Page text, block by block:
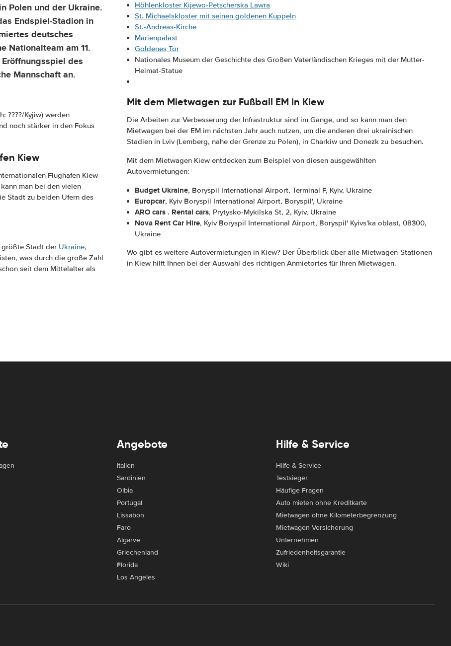
Polen und der Ukraine.
Endspiel-Stadion in
deutsches
Nationalteam am 11.
des
Mannschaft an.
????/Kyjiw) werden
noch stärker in den Fokus
Kiew
Flughafen Kiew-
man bei den vielen
Stadt zu beiden Ufern des
größte Stadt der Ukraine,
was durch die große Zahl
seit dem Mittelalter als
Höhlenkloster Kijewo-Petscherska Lawra
St. Michaelskloster mit seinen goldenen Kuppeln
St.-Andreas-Kirche
Marienpalast
Goldenes Tor
Nationales Museum der Geschichte des Großen Vaterländischen Krieges mit der Mutter-
Heimat-Statue
Mit dem Mietwagen zur Fußball EM in Kiew
Die Arbeiten zur Verbesserung der Infrastruktur sind im Gange, und so kann man den
Mietwagen bei der EM im nächsten Jahr auch nutzen, um die anderen drei ukrainischen
Stadien in Lviv (Lemberg, nahe der Grenze zu Polen), in Charkiw und Donezk zu besuchen.
Mit dem Mietwagen Kiew entdecken zum Beispiel von diesen ausgewählten
Autovermietungen:
Budget Ukraine, Boryspil International Airport, Terminal F, Kyiv, Ukraine
Europcar, Kyiv Boryspil International Airport, Boryspil', Ukraine
ARO cars . Rental cars, Prytysko-Mykilska St, 2, Kyiv, Ukraine
Nova Rent Car Hire, Kyiv Boryspil International Airport, Boryspil' Kyivs'ka oblast, 08300,
Ukraine
Wo gibt es weitere Autovermietungen in Kiew? Der Überblick über alle Mietwagen-Stationen
in Kiew hilft Ihnen bei der Auswahl des richtigen Anmietortes für Ihren Mietwagen.
Angebote
Italien
Sardinien
Olbia
Portugal
Lissabon
Faro
Algarve
Griechenland
Florida
Los Angeles
Hilfe & Service
Hilfe & Service
Testsieger
Häufige Fragen
Auto mieten ohne Kreditkarte
Mietwagen ohne Kilometerbegrenzung
Mietwagen Versicherung
Unternehmen
Zufriedenheitsgarantie
Wiki